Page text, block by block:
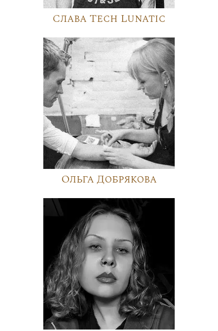
Слава Tech Lunatic
Ольга Добрякова